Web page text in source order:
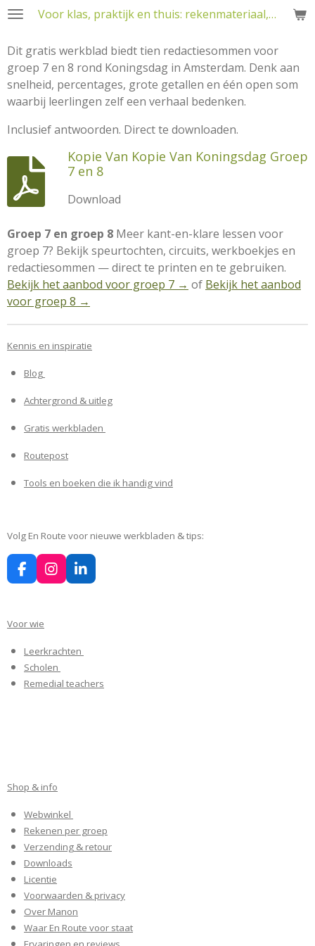
Ga
naar
de
hoofdinhoud
Voor klas, praktijk en thuis: rekenmateriaal, RT en training
Dit gratis werkblad biedt tien redactiesommen voor
groep 7 en 8 rond Koningsdag in Amsterdam. Denk aan
snelheid, percentages, grote getallen en één open som
waarbij leerlingen zelf een verhaal bedenken.
Inclusief antwoorden. Direct te downloaden.
Kopie Van Kopie Van Koningsdag Groep
7 en 8
Download
Groep 7 en groep 8 Meer kant-en-klare lessen voor
groep 7? Bekijk speurtochten, circuits, werkboekjes en
redactiesommen — direct te printen en te gebruiken.
Bekijk het aanbod voor groep 7 → of Bekijk het aanbod
voor groep 8 →
Kennis en inspiratie
Blog
Achtergrond & uitleg
Gratis werkbladen
Routepost
Tools en boeken die ik handig vind
Volg En Route voor nieuwe werkbladen & tips:
F
a
b
o
k
I
n
r
a
m
L
i
I
Voor wie
Leerkrachten
Scholen
Remedial teachers
Shop & info
Webwinkel
Rekenen per groep
Verzending & retour
Downloads
Licentie
Voorwaarden & privacy
Over Manon
Waar En Route voor staat